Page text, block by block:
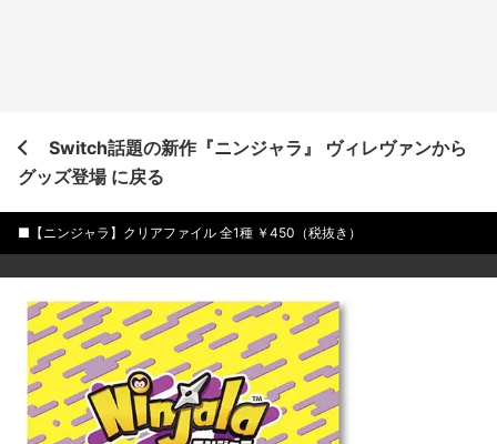
Switch話題の新作『ニンジャラ』 ヴィレヴァンから
グッズ登場 に戻る
■【ニンジャラ】クリアファイル 全1種 ￥450（税抜き）